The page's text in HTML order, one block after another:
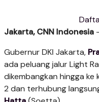
Jakarta, CNN Indonesia
Gubernur DKI Jakarta,
ada peluang jalur Light
dikembangkan hingga ke
2 dan terhubung